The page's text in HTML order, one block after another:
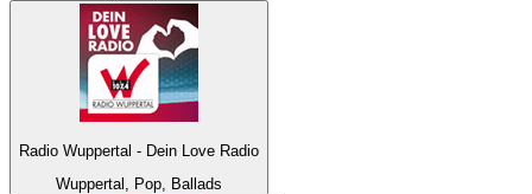
Radio Wuppertal - Dein Love Radio
Wuppertal, Pop, Ballads